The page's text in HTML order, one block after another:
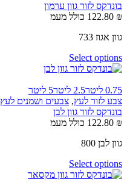
בונדקס לזור גוון ערמון
122.80 ₪
כולל מעמ
גוון אגוז 733
Select options
0.75 ליטר 2.5 ליטר
5 ליטר
צבע לזור לעץ, צבעים ושמנים לעץ
בונדקס לזור גוון לבן
122.80 ₪
כולל מעמ
גוון לבן 800
Select options